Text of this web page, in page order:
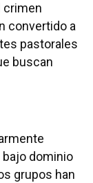
crimen
convertido a
pastorales
buscan
dominio
grupos han